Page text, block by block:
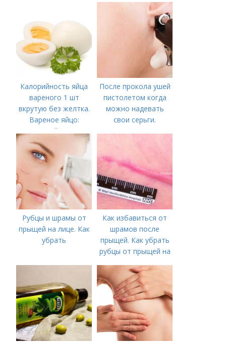
Калорийность яйца
вареного 1 шт
вкрутую без желтка.
Вареное яйцо:
калорийность
После прокола ушей
пистолетом когда
можно надевать
свои серьги.
после прокола мочки
Рубцы и шрамы от
прыщей на лице. Как
убрать
Как избавиться от
шрамов после
прыщей. Как убрать
рубцы от прыщей на